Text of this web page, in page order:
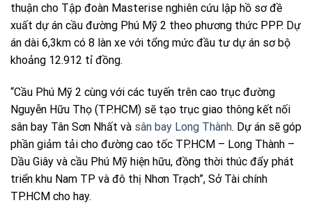
thuận cho Tập đoàn Masterise nghiên cứu lập hồ sơ đề
xuất dự án cầu đường Phú Mỹ 2 theo phương thức PPP. Dự
án dài 6,3km có 8 làn xe với tổng mức đầu tư dự án sơ bộ
khoảng 12.912 tỉ đồng.
“Cầu Phú Mỹ 2 cùng với các tuyến trên cao trục đường
Nguyễn Hữu Thọ (TP.HCM) sẽ tạo trục giao thông kết nối
sân bay Tân Sơn Nhất và sân bay Long Thành. Dự án sẽ góp
phần giảm tải cho đường cao tốc TP.HCM – Long Thành –
Dầu Giây và cầu Phú Mỹ hiện hữu, đồng thời thúc đẩy phát
triển khu Nam TP và đô thị Nhơn Trạch”, Sở Tài chính
TP.HCM cho hay.